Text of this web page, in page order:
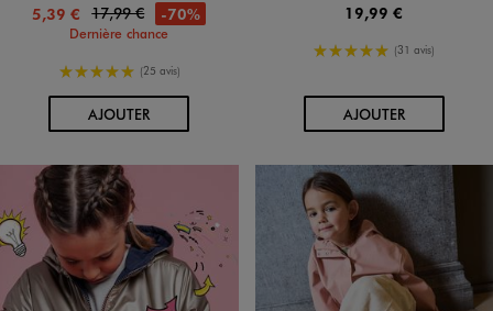
5,39 € 17,99 € -70%
Dernière chance
5/5 de moyenne
(25 avis)
AJOUTERAU PANIER
19,99 €
5/5 de moyenne
(31 avis)
AJOUTERAU PANIER